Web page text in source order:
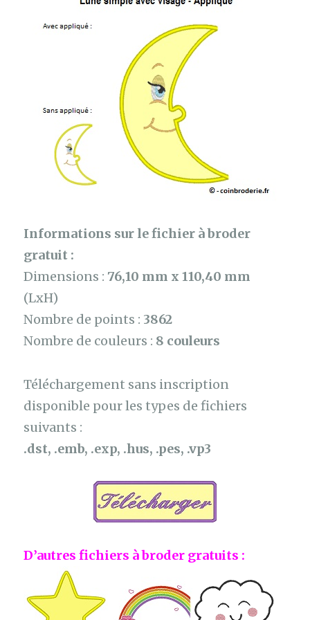
Informations sur le fichier à broder
gratuit :
Dimensions : 76,10 mm x 110,40 mm
(LxH)
Nombre de points : 3862
Nombre de couleurs : 8 couleurs
Téléchargement sans inscription
disponible pour les types de fichiers
suivants :
.dst, .emb, .exp, .hus, .pes, .vp3
D’autres fichiers à broder gratuits :